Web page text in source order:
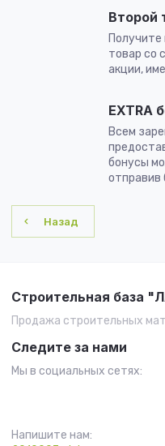
Второй
товар со
акции,
EXTRA
Всем
бонусы
отправив
Назад
Строительная база
Продажа строительных
Следите за нами
Мы в социальных сетях:
Напишите нам: